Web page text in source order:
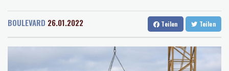
Dresden
15 °C Wien
22 °C
Baden-Baden
14 °C
Nowotny sieht Klopp als mögliche Stütze im Jugendbereich
Bayer-Boss Carro: "Wir wollen Titel gewinnen"
Bericht: EU importiert wieder mehr Flüssiggas aus Russland
Militärverwaltung: Mindestens drei Tote durch russische Angriffe
BOULEVARD 26.01.2022 Teilen Teilen